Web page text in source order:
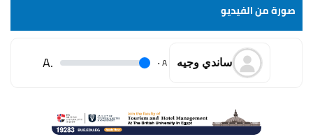
صورة من الفيديو
ساندي وجيه A
.
.A